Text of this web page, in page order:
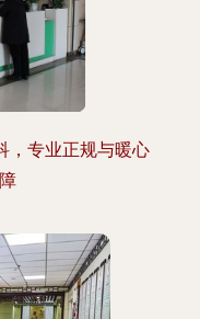
，专业正规与暖心